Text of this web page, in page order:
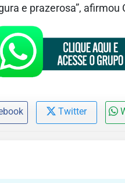
e prazerosa”, afirmou
Twitter